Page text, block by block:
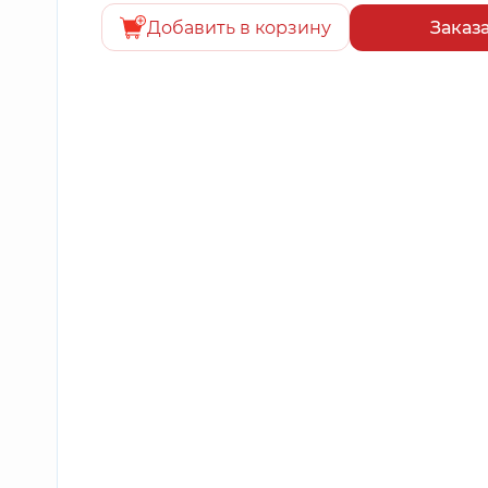
Добавить в корзину